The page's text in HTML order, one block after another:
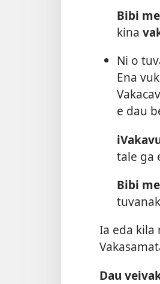
Bibi
kina
Ni o
Ena
e dau
tale ga
Bibi
Ia eda kila
Dau